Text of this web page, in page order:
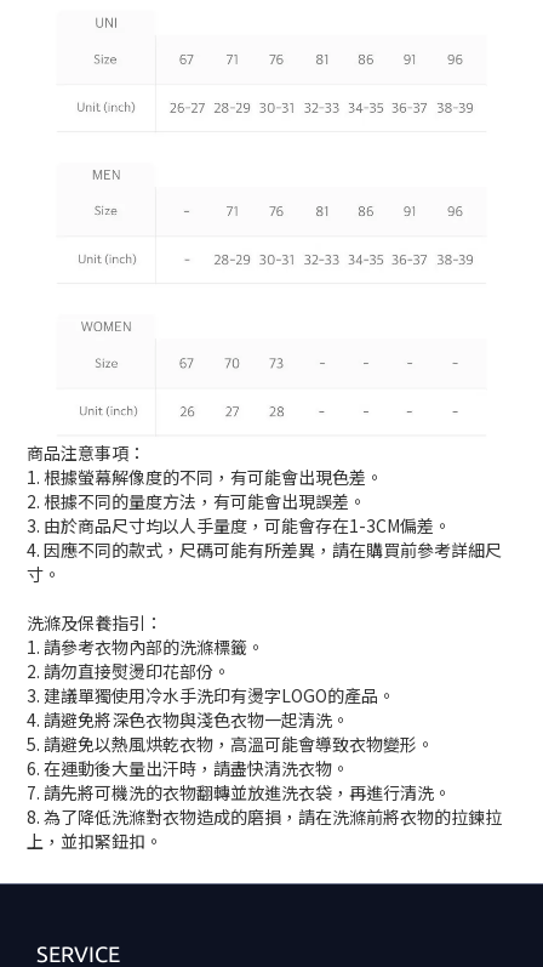
商品注意事項：
1. 根據螢幕解像度的不同，有可能會出現色差。
2. 根據不同的量度方法，有可能會出現誤差。
3. 由於商品尺寸均以人手量度，可能會存在1-3CM偏差。
4. 因應不同的款式，尺碼可能有所差異，請在購買前參考詳細尺
寸。
洗滌及保養指引：
1. 請參考衣物內部的洗滌標籤。
2. 請勿直接熨燙印花部份。
3. 建議單獨使用冷水手洗印有燙字LOGO的產品。
4. 請避免將深色衣物與淺色衣物一起清洗。
5. 請避免以熱風烘乾衣物，高溫可能會導致衣物變形。
6. 在運動後大量出汗時，請盡快清洗衣物。
7. 請先將可機洗的衣物翻轉並放進洗衣袋，再進行清洗。
8. 為了降低洗滌對衣物造成的磨損，請在洗滌前將衣物的拉鍊拉
上，並扣緊鈕扣。
SERVICE